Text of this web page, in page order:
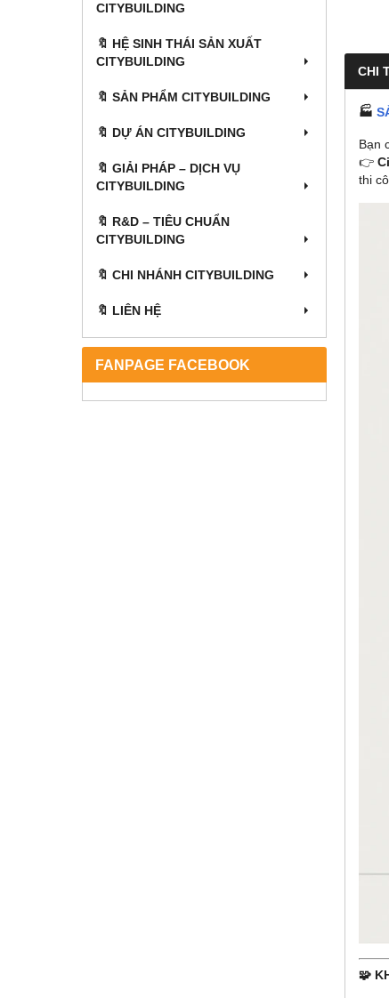
CITYBUILDING
🔖 HỆ SINH THÁI SẢN XUẤT
CITYBUILDING
🔖 SẢN PHẨM CITYBUILDING
🔖 DỰ ÁN CITYBUILDING
🔖 GIẢI PHÁP – DỊCH VỤ
CITYBUILDING
🔖​​​​​​​ R&D – TIÊU CHUẨN
CITYBUILDING
🔖 CHI NHÁNH CITYBUILDING
🔖 LIÊN HỆ
FANPAGE FACEBOOK
CHI
🏭
Bạn
👉
thi
🧩